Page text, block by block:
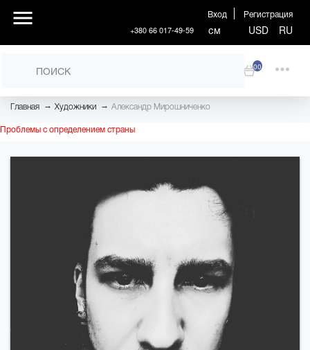
Вход Регистрация
+380 66 017-49-59 см USD RU
00
Главная → Художники → Александр Мирошниченко
Проблемы с определением страны